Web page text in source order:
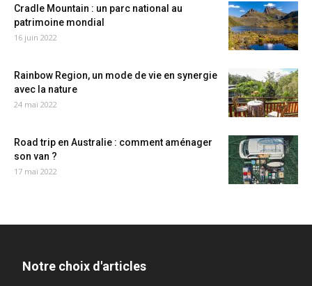
Cradle Mountain : un parc national au
patrimoine mondial
16 juin 2022
Rainbow Region, un mode de vie en synergie
avec la nature
24 mai 2022
Road trip en Australie : comment aménager
son van ?
17 mai 2022
Notre choix d'articles